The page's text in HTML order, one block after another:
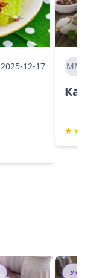
2025-12-17 ММ
★ ★